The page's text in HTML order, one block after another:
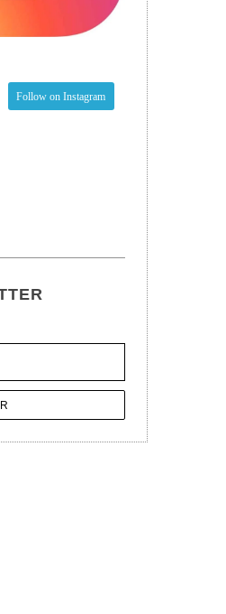
Follow on Instagram